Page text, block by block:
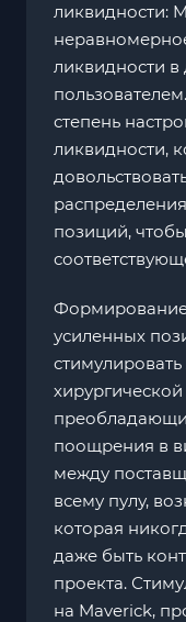
ликвидности:
ликвидности
степень
ликвидности,
позиций,
усиленных
поощрения в
между
всему пулу,
которая
даже быть
проекта.
на Maverick,